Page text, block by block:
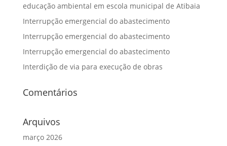
educação ambiental em escola municipal de Atibaia
Interrupção emergencial do abastecimento
Interrupção emergencial do abastecimento
Interrupção emergencial do abastecimento
Interdição de via para execução de obras
Comentários
Arquivos
março 2026